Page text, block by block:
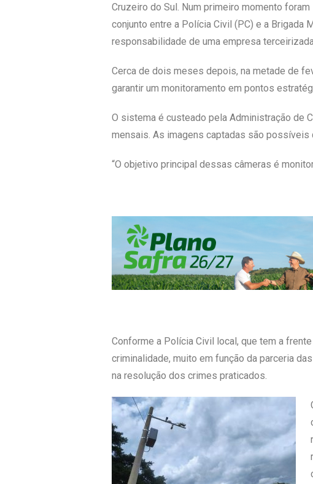
Cruzeiro do Sul. Num primeiro momento
conjunto entre a Polícia Civil (PC) e a Brigada
responsabilidade de uma empresa terceirizada.
Cerca de dois meses depois, na metade de
garantir um monitoramento em pontos
O sistema é custeado pela Administração de
mensais. As imagens captadas são possíveis
“O objetivo principal dessas câmeras é
Conforme a Polícia Civil local, que tem a
criminalidade, muito em função da parceria
na resolução dos crimes praticados.